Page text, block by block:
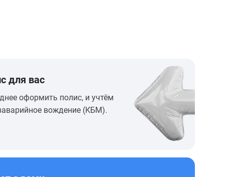
для вас
оформить полис, и учтём
вождение (КБМ).